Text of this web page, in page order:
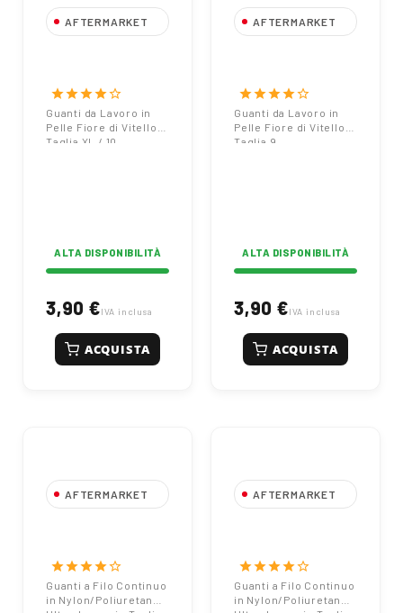
AFTERMARKET
Vitello - Taglia XL /
10
starstarstarstarstar_border
Guanti da Lavoro in
Pelle Fiore di Vitello -
Taglia XL / 10
ALTA DISPONIBILITÀ
3,90 €IVA inclusa
ACQUISTA
AFTERMARKET
Vitello - Taglia 9
starstarstarstarstar_border
Guanti da Lavoro in
Pelle Fiore di Vitello -
Taglia 9
ALTA DISPONIBILITÀ
3,90 €IVA inclusa
ACQUISTA
AFTERMARKET
Nylon/Poliuretano
Ultra-leggeri -
Taglia XL / 10
starstarstarstarstar_border
Guanti a Filo Continuo
in Nylon/Poliuretano
AFTERMARKET
Nylon/Poliuretano
Ultra-leggeri -
Taglia L / 9
starstarstarstarstar_border
Guanti a Filo Continuo
in Nylon/Poliuretano